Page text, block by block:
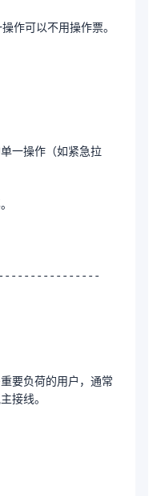
作可以不用操作票。
一操作（如紧急拉
要负荷的用户，通常
接线。